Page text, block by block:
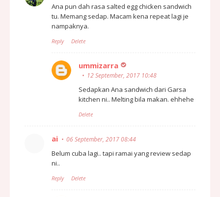
Ana pun dah rasa salted egg chicken sandwich
tu. Memang sedap. Macam kena repeat lagi je
nampaknya.
Reply Delete
ummizarra
12 September, 2017 10:48
Sedapkan Ana sandwich dari Garsa
kitchen ni.. Melting bila makan. ehhehe
Delete
ai 06 September, 2017 08:44
Belum cuba lagi.. tapi ramai yang review sedap
ni..
Reply Delete